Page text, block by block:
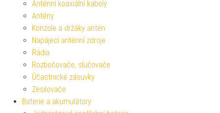
Anténní koaxiální kabely
Antény
Konzole a držáky antén
Napájecí anténní zdroje
Rádia
Rozbočovače, slučovače
Účastnické zásuvky
Zesilovače
Baterie a akumulátory